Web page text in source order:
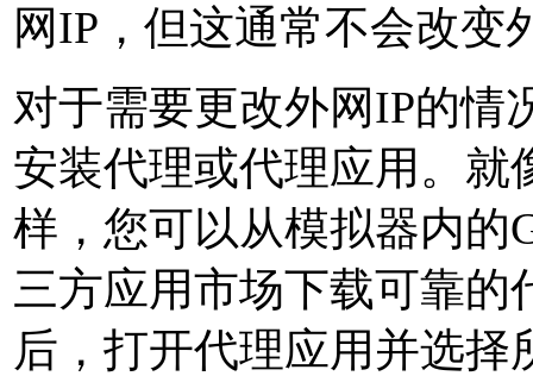
网IP，但这通常不会改变
对于需要更改外网IP的情
安装代理或代理应用。就
样，您可以从模拟器内的
三方应用市场下载可靠的
后，打开代理应用并选